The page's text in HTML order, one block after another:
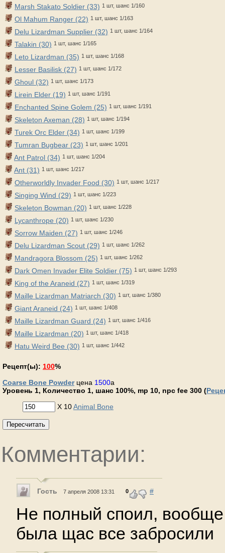
Marsh Stakato Soldier (33) 1 шт, шанс 1/160
Ol Mahum Ranger (22) 1 шт, шанс 1/163
Delu Lizardman Supplier (32) 1 шт, шанс 1/164
Talakin (30) 1 шт, шанс 1/165
Leto Lizardman (35) 1 шт, шанс 1/168
Lesser Basilisk (27) 1 шт, шанс 1/172
Ghoul (32) 1 шт, шанс 1/173
Lirein Elder (19) 1 шт, шанс 1/191
Enchanted Spine Golem (25) 1 шт, шанс 1/191
Skeleton Axeman (28) 1 шт, шанс 1/194
Turek Orc Elder (34) 1 шт, шанс 1/199
Tumran Bugbear (23) 1 шт, шанс 1/201
Ant Patrol (34) 1 шт, шанс 1/204
Ant (31) 1 шт, шанс 1/217
Otherworldly Invader Food (30) 1 шт, шанс 1/217
Singing Wind (29) 1 шт, шанс 1/223
Skeleton Bowman (20) 1 шт, шанс 1/228
Lycanthrope (20) 1 шт, шанс 1/230
Sorrow Maiden (27) 1 шт, шанс 1/246
Delu Lizardman Scout (29) 1 шт, шанс 1/262
Mandragora Blossom (25) 1 шт, шанс 1/262
Dark Omen Invader Elite Soldier (75) 1 шт, шанс 1/293
King of the Araneid (27) 1 шт, шанс 1/319
Maille Lizardman Matriarch (30) 1 шт, шанс 1/380
Giant Araneid (24) 1 шт, шанс 1/408
Maille Lizardman Guard (24) 1 шт, шанс 1/416
Maille Lizardman (20) 1 шт, шанс 1/418
Hatu Weird Bee (30) 1 шт, шанс 1/442
Рецепт(ы): 100%
Coarse Bone Powderцена 1500a
Уровень 1, Количество 1, шанс 100%, mp 10, npc fee 300 (
X 10Animal Bone
Пересчитать
Комментарии:
Гость 7 апреля 2008 13:31 0 #
Не полный споил,
была щас все забросили